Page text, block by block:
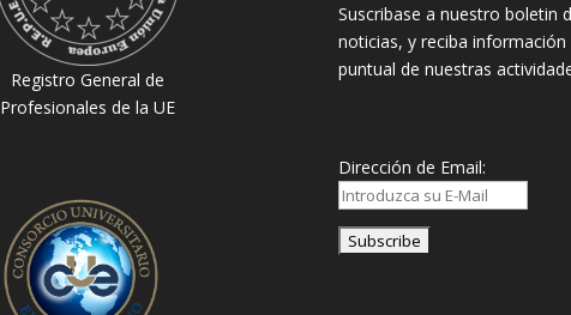
Registro General de
Profesionales de la UE
Suscribase a nuestro boletin
noticias, y reciba información
puntual de nuestras
Dirección de Email: